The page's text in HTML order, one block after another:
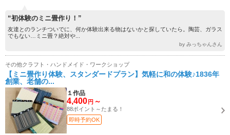
“初体験のミニ畳作り！”
友達とのランチついでに、何か体験出来る物はないかと探していたら。陶芸、ガラス
でもない…ミニ畳？絶対や...
by みっちゃんさん
その他クラフト・ハンドメイド・ワークショップ
【ミニ畳作り体験、スタンダードプラン】気軽に和の体験♪1836年
創業、老舗の...
１作品
4,400 円 ～
88ポイント～たまる！
即時予約OK